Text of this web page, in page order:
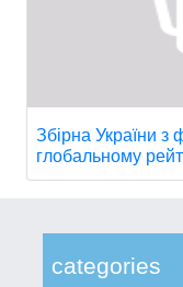
categories
Збірна України з
глобальному